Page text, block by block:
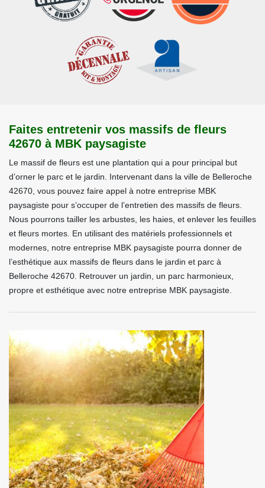
Faites entretenir vos massifs de fleurs
42670 à MBK paysagiste
Le massif de fleurs est une plantation qui a pour principal but
d’orner le parc et le jardin. Intervenant dans la ville de Belleroche
42670, vous pouvez faire appel à notre entreprise MBK
paysagiste pour s’occuper de l’entretien des massifs de fleurs.
Nous pourrons tailler les arbustes, les haies, et enlever les feuilles
et fleurs mortes. En utilisant des matériels professionnels et
modernes, notre entreprise MBK paysagiste pourra donner de
l’esthétique aux massifs de fleurs dans le jardin et parc à
Belleroche 42670. Retrouver un jardin, un parc harmonieux,
propre et esthétique avec notre entreprise MBK paysagiste.